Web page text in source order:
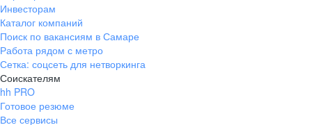
Инвесторам
Каталог компаний
Поиск по вакансиям в Самаре
Работа рядом с метро
Сетка: соцсеть для нетворкинга
Соискателям
hh PRO
Готовое резюме
Все сервисы